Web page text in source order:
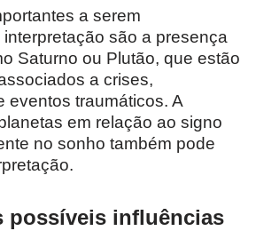
a serem
são a presença
Saturno ou Plutão, que estão
a crises,
eventos traumáticos. A
em relação ao signo
no sonho também pode
possíveis influências